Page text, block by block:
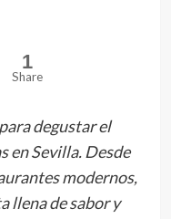
1
Share
degustar el
en Sevilla. Desde
modernos,
llena de sabor y